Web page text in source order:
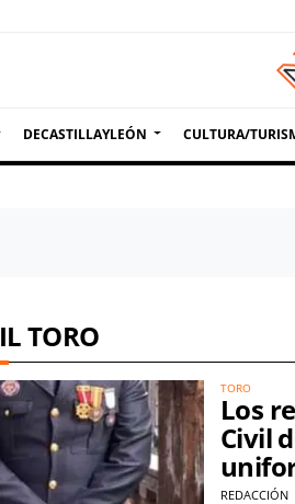
DECASTILLAYLEÓN CULTURA/
TORO
TORO
Los
Civil
REDACCIÓN